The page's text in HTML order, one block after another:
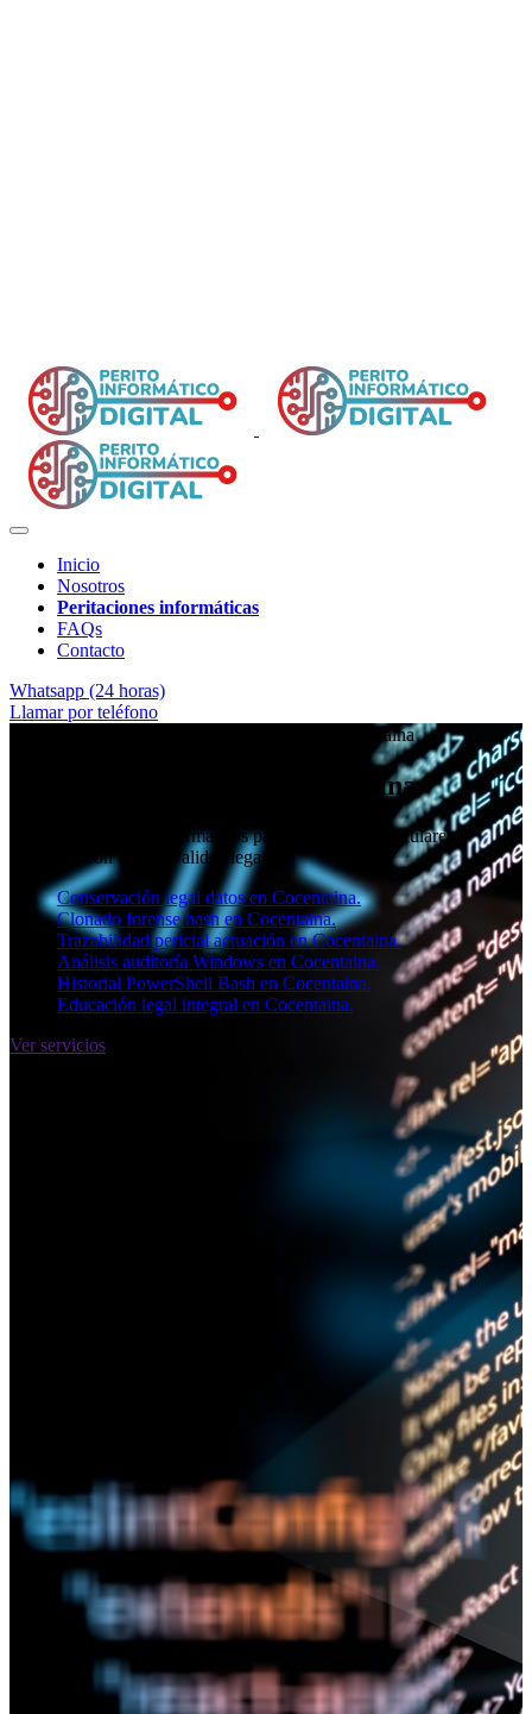
Inicio
Nosotros
Peritaciones informáticas
FAQs
Contacto
Whatsapp (24 horas)
Llamar por teléfono
Cocentaina
Perito informático en Cocentaina
Informes periciales informáticos para empresas, particulares y
abogados con toda la validez legal.
Conservación legal datos en Cocentaina.
Clonado forense hash en Cocentaina.
Trazabilidad pericial actuación en Cocentaina.
Análisis auditoría Windows en Cocentaina.
Historial PowerShell Bash en Cocentaina.
Educación legal integral en Cocentaina.
Ver servicios